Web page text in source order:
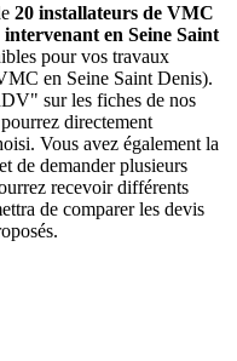
20 installateurs de VMC
en Seine Saint
pour vos travaux
en Seine Saint Denis).
sur les fiches de nos
directement
Vous avez également la
de demander plusieurs
recevoir différents
de comparer les devis